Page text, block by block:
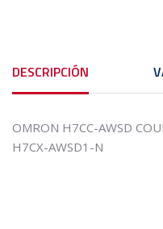
DESCRIPCIÓN
OMRON H7CC-AWSD
H7CX-AWSD1-N